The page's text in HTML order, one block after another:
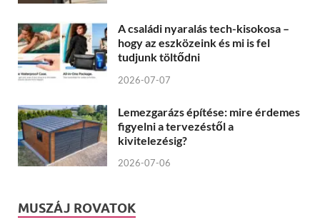
A családi nyaralás tech-kisokosa –
hogy az eszközeink és mi is fel
tudjunk töltődni
2026-07-07
Lemezgarázs építése: mire érdemes
figyelni a tervezéstől a
kivitelezésig?
2026-07-06
MUSZÁJ ROVATOK